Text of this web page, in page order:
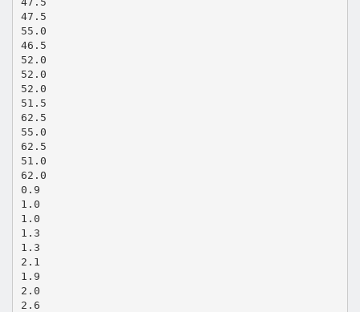
47.5
55.0
46.5
52.0
52.0
52.0
51.5
62.5
55.0
62.5
51.0
62.0
0.9
1.0
1.0
1.3
1.3
2.1
1.9
2.0
2.6